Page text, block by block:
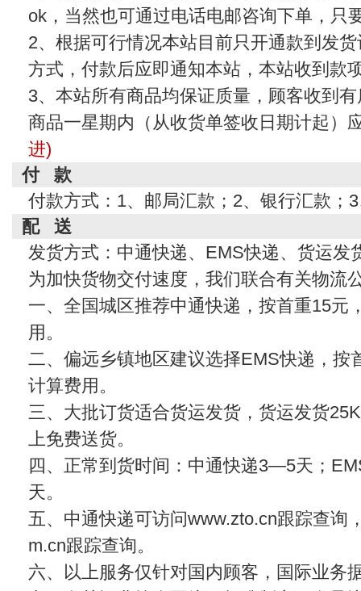
ok，当然也可通过电话电邮咨询下单，只
2、根据可行情况本站目前只开通款到发
方式，付款后应即通知本站，本站收到款
3、本站所有商品均保证质量，顾客收到
商品一星期内（从收货单签收日期计起）
进)
付 款
付款方式：1、邮局汇款；2、银行汇款；
配 送
发货方式：中通快递、EMS快递、货运发
为加快货物交付速度，我们联合有关物流
一、全国城区推荐中通快递，按首重15元
用。
二、偏远乡镇地区建议选择EMS快递，按
计算费用。
三、大批订货适合货运发货，货运发货
上免费送货。
四、正常到货时间：中通快递3—5天；
天。
五、中通快递可访问www.zto.cn跟踪查询
m.cn跟踪查询。
六、以上服务仅针对国内顾客，国际业务